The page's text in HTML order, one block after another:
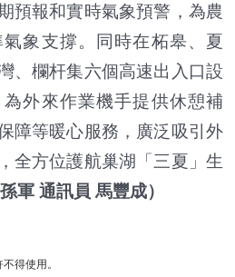
預報和實時氣象預警，為農
象支撐。同時在柘皋、夏
、欄杆集六個高速出入口設
外來作業機手提供休憩補
障等暖心服務，廣泛吸引外
全方位護航巢湖「三夏」生
孫軍 通訊員 馬豐成）
得使用。